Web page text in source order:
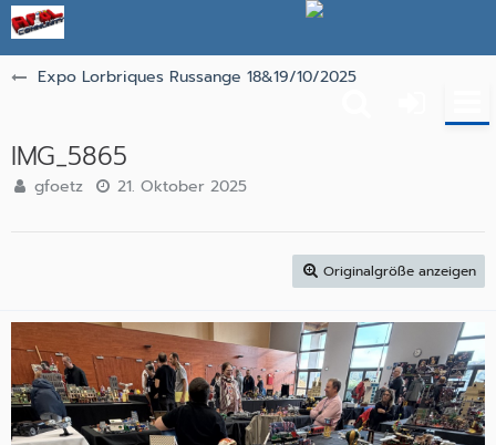
Expo Lorbriques Russange 18&19/10/2025
IMG_5865
gfoetz 21. Oktober 2025
Originalgröße anzeigen